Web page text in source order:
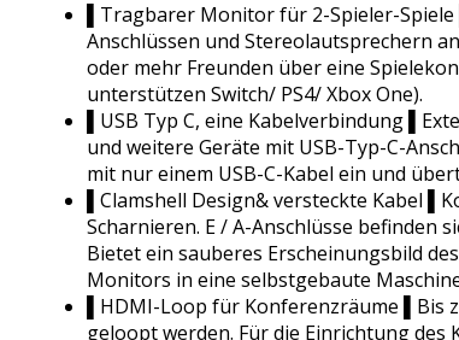
▌Tragbarer Monitor für 2-Spieler-
Anschlüssen und Stereolautsprechern
oder mehr Freunden über eine
unterstützen Switch/ PS4/ Xbox One).
▌USB Typ C, eine Kabelverbindung
und weitere Geräte mit USB-Typ-C-
mit nur einem USB-C-Kabel ein und
▌Clamshell Design& versteckte Kabel
Scharnieren. E / A-Anschlüsse befinden
Bietet ein sauberes Erscheinungsbild
Monitors in eine selbstgebaute
▌HDMI-Loop für Konferenzräume
geloopt werden. Für die Einrichtung